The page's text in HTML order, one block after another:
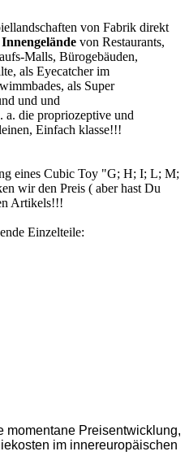
von Fabrik direkt
von Restaurants,
Malls, Bürogebäuden,
als Eyecatcher im
als Super
und und
a. die propriozeptive und
Einfach klasse!!!
eines Cubic Toy "G; H; I; L; M;
wir den Preis ( aber hast Du
Artikels!!!
Einzelteile:
momentane Preisentwicklung,
im innereuropäischen